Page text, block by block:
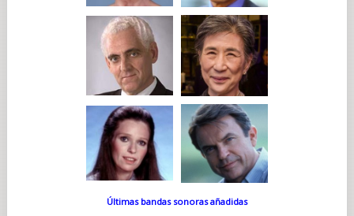
Últimas bandas sonoras añadidas